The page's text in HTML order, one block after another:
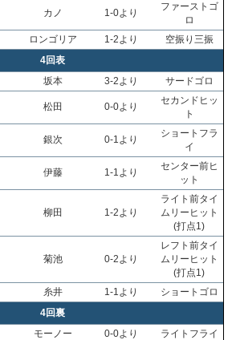
カノ 1-0より
ファーストゴ
ロ
ロンゴリア 1-2より
空振り三振
4回表
坂本 3-2より サードゴロ
松田 0-0より
セカンドヒッ
ト
銀次 0-1より
ショートフラ
イ
伊藤 1-1より
センター前ヒ
ット
柳田 1-2より
ライト前タイ
ムリーヒット
(打点1)
菊池 0-2より
レフト前タイ
ムリーヒット
(打点1)
糸井 1-1より
ショートゴロ
4回裏
モーノー 0-0より
ライトフライ